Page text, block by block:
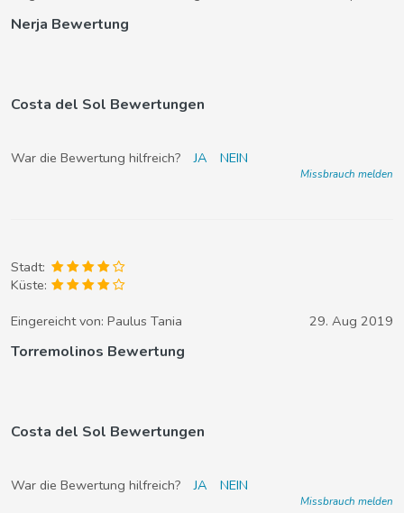
Nerja Bewertung
Costa del Sol Bewertungen
War die Bewertung hilfreich? JA NEIN
Missbrauch melden
Stadt:
Küste:
Eingereicht von: Paulus Tania 29. Aug 2019
Torremolinos Bewertung
Costa del Sol Bewertungen
War die Bewertung hilfreich? JA NEIN
Missbrauch melden